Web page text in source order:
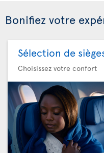
Bonifiez votre
Sélection de
Choisissez votre confort